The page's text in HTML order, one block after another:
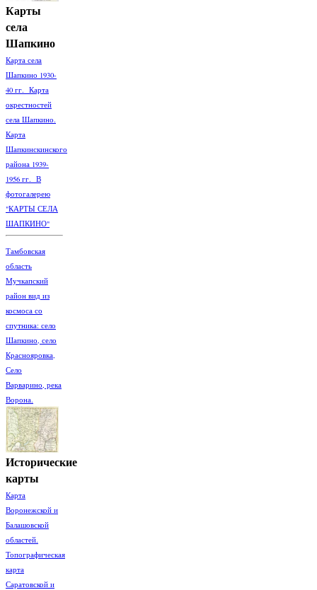
Карты
села
Шапкино
Карта села
Шапкино 1930-
40 гг. Карта
окрестностей
села Шапкино.
Карта
Шапкинскинского
района 1939-
1956 гг. В
фотогалерею
"КАРТЫ СЕЛА
ШАПКИНО"
Тамбовская
область
Мучкапский
район вид из
космоса со
спутника: село
Шапкино, село
Краснояровка,
Село
Варварино, река
Ворона.
Исторические
карты
Карта
Воронежской и
Балашовской
областей.
Топографическая
карта
Саратовской и